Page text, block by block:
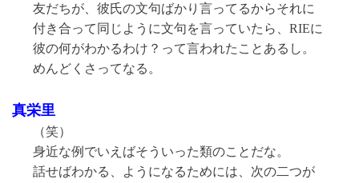
友だちが、彼氏の文句ばかり言ってるからそれに
付き合って同じように文句を言っていたら、RIEに
彼の何がわかるわけ？って言われたことあるし。
めんどくさってなる。
真栄里
（笑）
身近な例でいえばそういった類のことだな。
話せばわかる、ようになるためには、次の二つが